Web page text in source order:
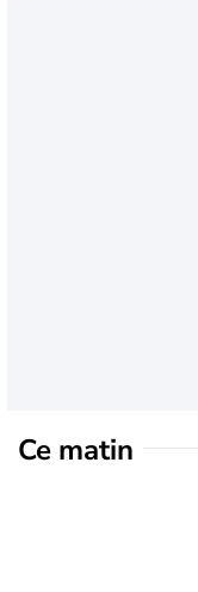
Ce matin